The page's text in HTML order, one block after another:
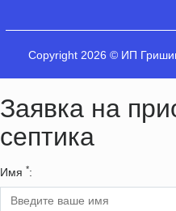
Copyright 2026 © ИП
Заявка на
септика
Имя *: